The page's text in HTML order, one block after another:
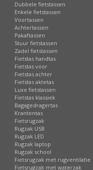
Dubbele fietstassen
Enkele fietstassen
Voortassen
Achtertassen
Pakaftassen
Stuur fietstassen
Zadel fietstassen
Fietstas handtas
Fietstas voor
Fietstas achter
Fietstas aktetas
Luxe fietstassen
Fietstas klassiek
Bagagedragertas
Krantentas
Fietsrugzak
Rugzak USB
Rugzak LED
Rugzak laptop
Rugzak school
Fietsrugzak met rugventilatie
Fietsrugzak met waterzak